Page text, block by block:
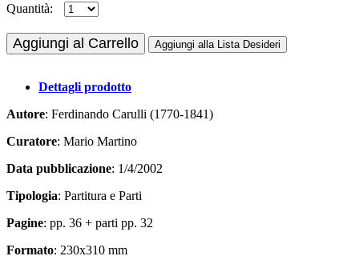
Quantità:
Aggiungi al Carrello Aggiungi alla Lista Desideri
Dettagli prodotto
Autore: Ferdinando Carulli (1770-1841)
Curatore: Mario Martino
Data pubblicazione: 1/4/2002
Tipologia: Partitura e Parti
Pagine: pp. 36 + parti pp. 32
Formato: 230x310 mm